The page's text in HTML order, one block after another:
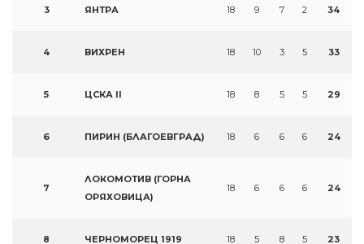
3 ЯНТРА 18 9 7 2 34
4 ВИХРЕН 18 10 3 5 33
5 ЦСКА II 18 8 5 5 29
6 ПИРИН (БЛАГОЕВГРАД) 18 6 6 6 24
7
ЛОКОМОТИВ (ГОРНА
ОРЯХОВИЦА)
18 6 6 6 24
8 ЧЕРНОМОРЕЦ 1919 18 5 8 5 23